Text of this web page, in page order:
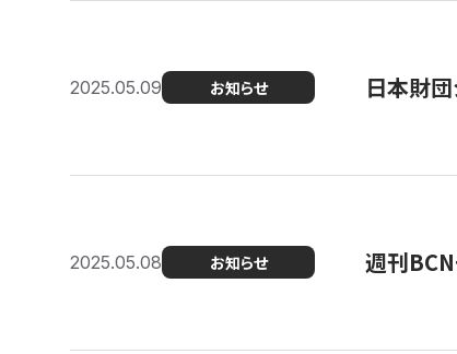
2025.05.09 お知らせ 日本財
2025.05.08 お知らせ 週刊